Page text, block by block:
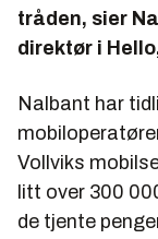
tråden, sier
direktør i
Nalbant har
Vollviks
litt over 300
de tjente